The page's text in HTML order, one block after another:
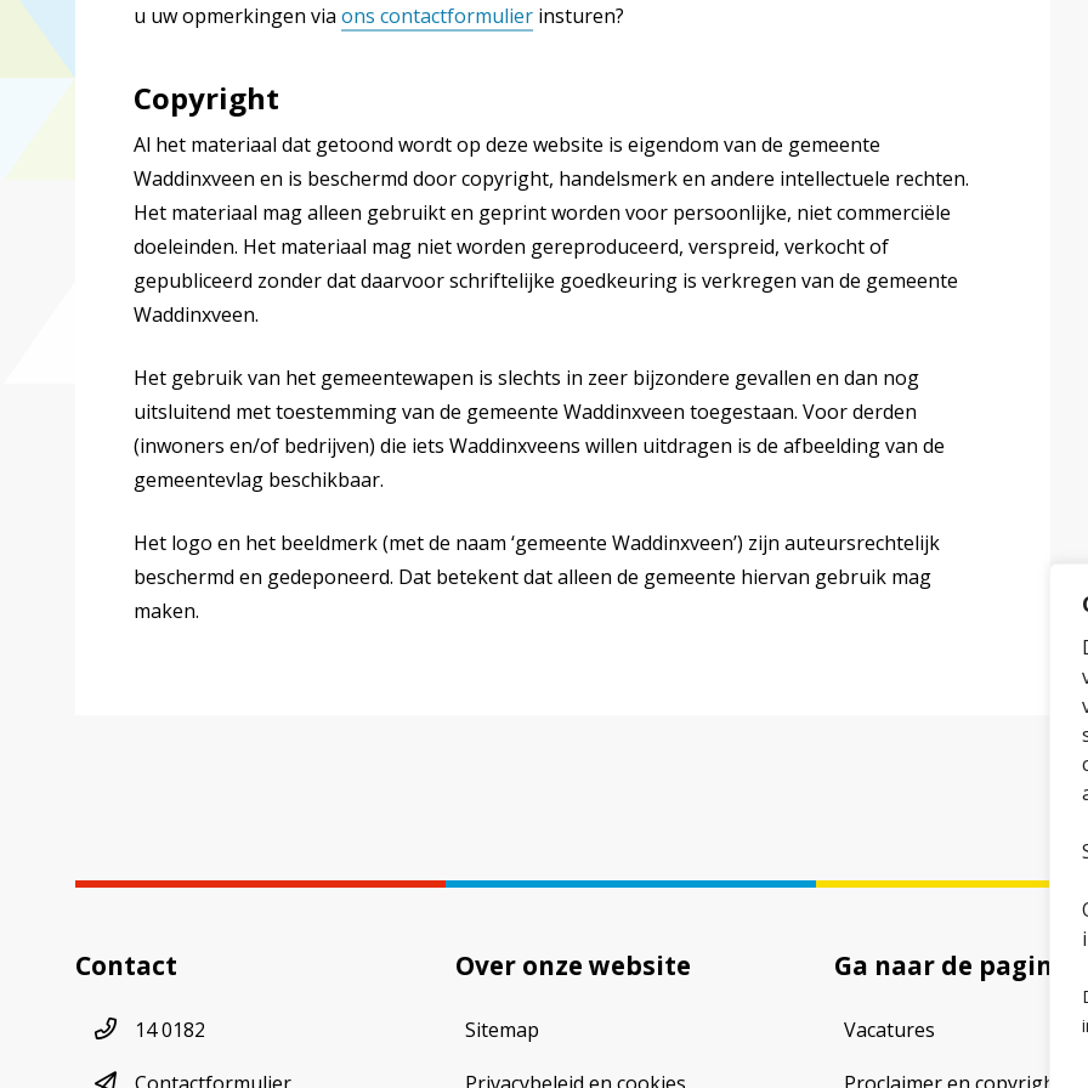
u uw opmerkingen via ons contactformulier insturen?
Copyright
Al het materiaal dat getoond wordt op deze website is eigendom van de gemeente
Waddinxveen en is beschermd door copyright, handelsmerk en andere intellectuele rechten.
Het materiaal mag alleen gebruikt en geprint worden voor persoonlijke, niet commerciële
doeleinden. Het materiaal mag niet worden gereproduceerd, verspreid, verkocht of
gepubliceerd zonder dat daarvoor schriftelijke goedkeuring is verkregen van de gemeente
Waddinxveen.
Het gebruik van het gemeentewapen is slechts in zeer bijzondere gevallen en dan nog
uitsluitend met toestemming van de gemeente Waddinxveen toegestaan. Voor derden
(inwoners en/of bedrijven) die iets Waddinxveens willen uitdragen is de afbeelding van de
gemeentevlag beschikbaar.
Het logo en het beeldmerk (met de naam ‘gemeente Waddinxveen’) zijn auteursrechtelijk
beschermd en gedeponeerd. Dat betekent dat alleen de gemeente hiervan gebruik mag
maken.
Contact
Telefoonnummer
14 0182
contactformulier
Over onze website
Sitemap
Ga naar de pagina
Vacatures